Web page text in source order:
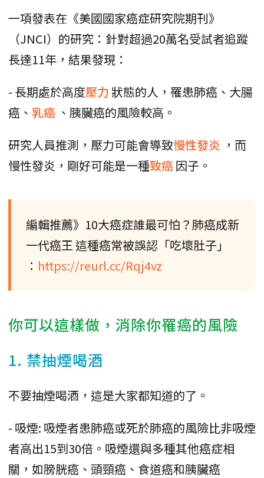
一項發表在《美國國家癌症研究院期刊》
（JNCI）的研究：針對超過20萬名受試者追蹤
長達11年，結果發現：
- 長期處於高度壓力 狀態的人，罹患肺癌、大腸
癌、 乳癌 、胰臟癌的風險較高。
研究人員推測，壓力可能會導致慢性發炎 ，而
慢性發炎，剛好可能是一種致癌 因子。
編輯推薦》10大癌症誰最可怕？肺癌成新
一代癌王 這種癌常被誤認「吃壞肚子」
： https://reurl.cc/Rqj4vz
你可以這樣做，消除你罹癌的風險
1. 禁抽煙喝酒
不要抽煙喝酒，這是大家都知道的了。
- 吸煙: 吸煙者患肺癌或死於肺癌的風險比非吸煙
者高出15到30倍。吸煙還與多種其他癌症相
關，如膀胱癌、頭頸癌、食道癌和胰臟癌